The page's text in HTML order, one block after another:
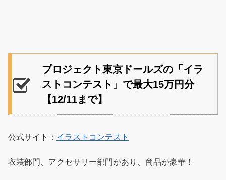
プロジェクト東京ドールズの「イラ
ストコンテスト」で最大15万円分
【12/11まで】
公式サイト： イラストコンテスト
衣装部門、アクセサリー部門があり、商品が豪華！